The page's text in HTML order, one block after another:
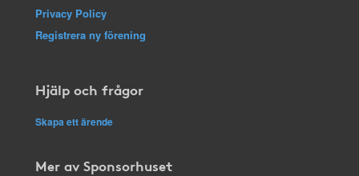
Privacy Policy
Registrera ny förening
Hjälp och frågor
Skapa ett ärende
Mer av Sponsorhuset